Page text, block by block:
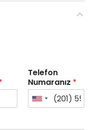
Telefon
Numaranız *